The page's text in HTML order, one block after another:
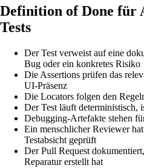
Definition of Done für
Tests
Der Test verweist auf eine
Bug oder ein konkretes Risiko
Die Assertions prüfen das
UI-Präsenz
Die Locators folgen den
Der Test läuft deterministisch,
Debugging-Artefakte stehen
Ein menschlicher Reviewer
Testabsicht geprüft
Der Pull Request
Reparatur erstellt hat